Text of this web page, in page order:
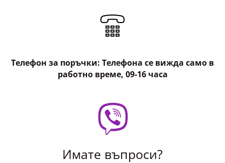
Телефон за поръчки: Телефона се вижда само в
работно време, 09-16 часа
Имате въпроси?